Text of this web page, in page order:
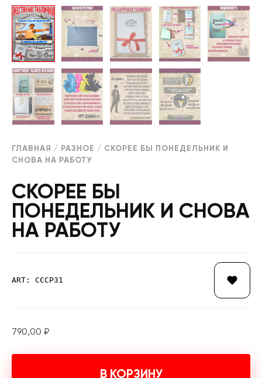
ГЛАВНАЯ / РАЗНОЕ / СКОРЕЕ БЫ ПОНЕДЕЛЬНИК И
СНОВА НА РАБОТУ
СКОРЕЕ БЫ
ПОНЕДЕЛЬНИК И СНОВА
НА РАБОТУ
ART: СССР31
790,00 ₽
В КОРЗИНУ